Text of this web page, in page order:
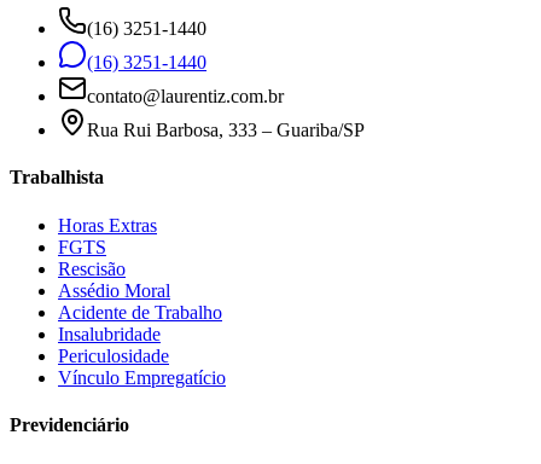
(16) 3251-1440
(16) 3251-1440
contato@laurentiz.com.br
Rua Rui Barbosa, 333 – Guariba/SP
Trabalhista
Horas Extras
FGTS
Rescisão
Assédio Moral
Acidente de Trabalho
Insalubridade
Periculosidade
Vínculo Empregatício
Previdenciário